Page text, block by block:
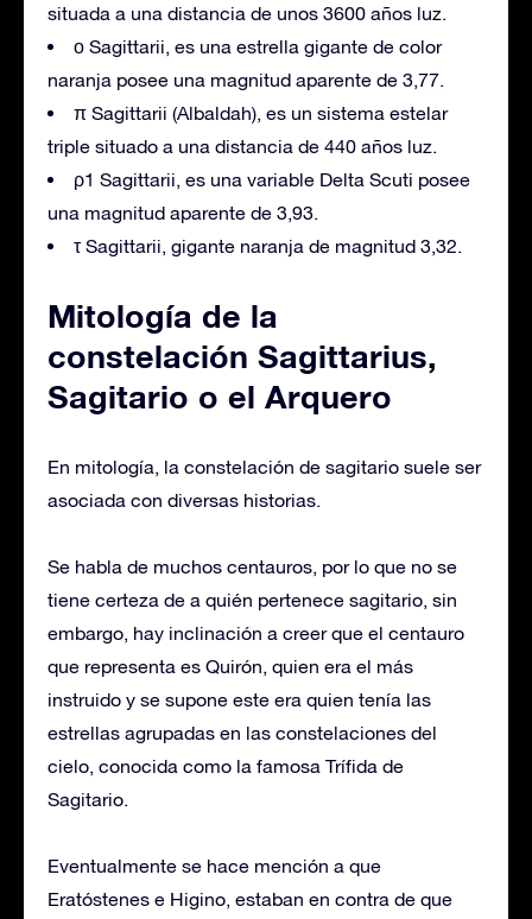
situada a una distancia de unos 3600 años luz.
ο Sagittarii, es una estrella gigante de color
naranja posee una magnitud aparente de 3,77.
π Sagittarii (Albaldah), es un sistema estelar
triple situado a una distancia de 440 años luz.
ρ1 Sagittarii, es una variable Delta Scuti posee
una magnitud aparente de 3,93.
τ Sagittarii, gigante naranja de magnitud 3,32.
Mitología de la
constelación Sagittarius,
Sagitario o el Arquero
En mitología, la constelación de sagitario suele ser
asociada con diversas historias.
Se habla de muchos centauros, por lo que no se
tiene certeza de a quién pertenece sagitario, sin
embargo, hay inclinación a creer que el centauro
que representa es Quirón, quien era el más
instruido y se supone este era quien tenía las
estrellas agrupadas en las constelaciones del
cielo, conocida como la famosa Trífida de
Sagitario.
Eventualmente se hace mención a que
Eratóstenes e Higino, estaban en contra de que